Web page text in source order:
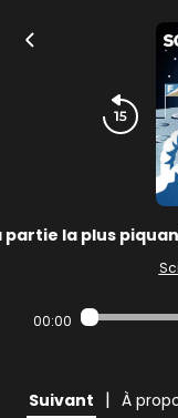
partie la plus
00:00
Suivant | À